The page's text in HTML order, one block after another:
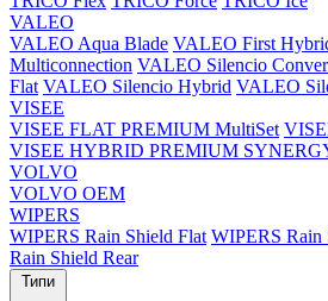
VALEO
VALEO Aqua Blade VALEO First
Multiconnection VALEO Silencio
Flat VALEO Silencio Hybrid VALEO
VISEE
VISEE FLAT PREMIUM MultiSet
VISEE HYBRID PREMIUM
VOLVO
VOLVO OEM
WIPERS
WIPERS Rain Shield Flat WIPERS Rain
Rain Shield Rear
Типи